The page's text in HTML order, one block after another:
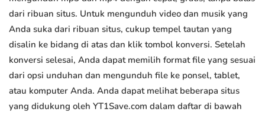
dari ribuan situs. Untuk mengunduh video dan musik yang
Anda suka dari ribuan situs, cukup tempel tautan yang
disalin ke bidang di atas dan klik tombol konversi. Setelah
konversi selesai, Anda dapat memilih format file yang sesuai
dari opsi unduhan dan mengunduh file ke ponsel, tablet,
atau komputer Anda. Anda dapat melihat beberapa situs
yang didukung oleh YT1Save.com dalam daftar di bawah